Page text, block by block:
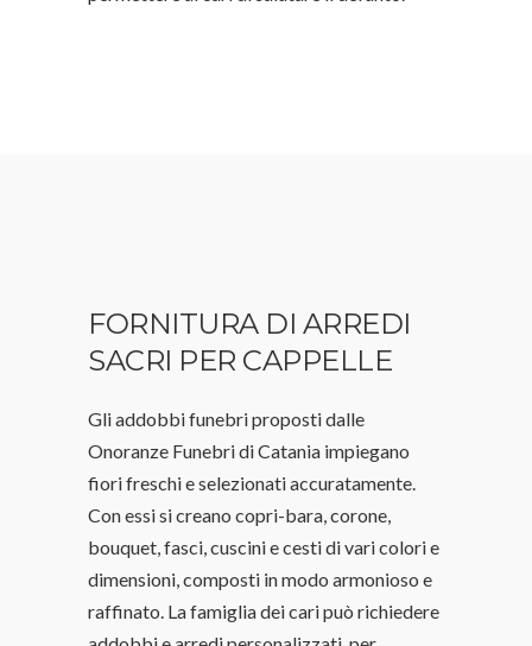
FORNITURA DI ARREDI
SACRI PER CAPPELLE
Gli addobbi funebri proposti dalle
Onoranze Funebri di Catania impiegano
fiori freschi e selezionati accuratamente.
Con essi si creano copri-bara, corone,
bouquet, fasci, cuscini e cesti di vari colori e
dimensioni, composti in modo armonioso e
raffinato. La famiglia dei cari può richiedere